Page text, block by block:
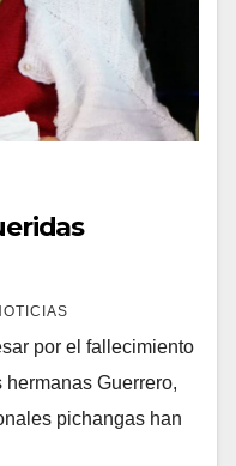
por el fallecimiento
Guerrero,
pichangas han